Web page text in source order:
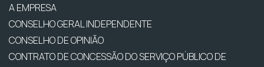
A EMPRESA
CONSELHO GERAL INDEPENDENTE
CONSELHO DE OPINIÃO
CONTRATO DE CONCESSÃO DO SERVIÇO PÚBLICO DE